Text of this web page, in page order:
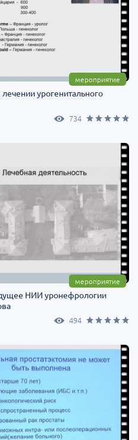
мероприятие
урогенитального
734
мероприятие
НИИ уронефрологии
494